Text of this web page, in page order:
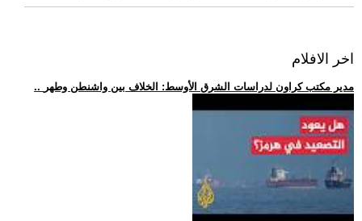
اخر الافلام
.. مدير مكتب كراون لدراسات الشرق الأوسط: الخلاف بين واشنطن وطهر